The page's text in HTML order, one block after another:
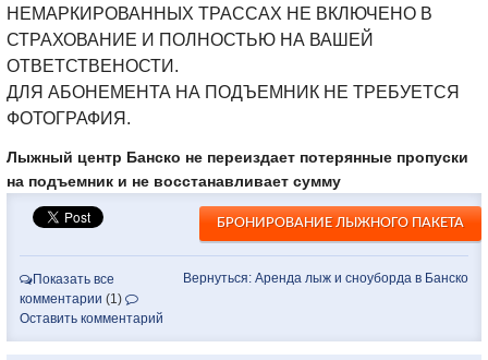
НЕМАРКИРОВАННЫХ ТРАССАХ НЕ ВКЛЮЧЕНО В
СТРАХОВАНИЕ И ПОЛНОСТЬЮ НА ВАШЕЙ
ОТВЕТСТВЕНОСТИ.
ДЛЯ АБОНЕМЕНТА НА ПОДЪЕМНИК НЕ ТРЕБУЕТСЯ
ФОТОГРАФИЯ.
Лыжный центр Банско не переиздает потерянные пропуски
на подъемник и не восстанавливает сумму
БРОНИРОВАНИЕ ЛЫЖНОГО ПАКЕТА
Вернуться: Аренда лыж и сноуборда в Банско
Показать все
комментарии (1)
Оставить комментарий